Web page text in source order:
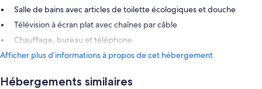
Salle de bains avec articles de toilette écologiques et douche
Télévision à écran plat avec chaînes par câble
Chauffage, bureau et téléphone
Afficher plus d’informations à propos de cet hébergement
Hébergements similaires